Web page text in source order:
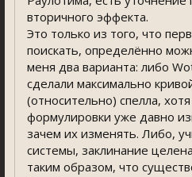
вторичного эффекта.
Это только из того, что
поискать, определённо
меня два варианта: либо
сделали максимально
(относительно) спелла,
формулировки уже давно
зачем их изменять. Либо,
системы, заклинание
таким образом, что